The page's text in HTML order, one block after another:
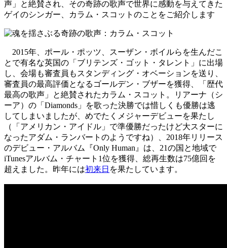
声」と絶賛され、その奇跡の歌声で世界に感動を与えてきた
ゲイのシンガー、カラム・スコットのことをご紹介します
2015年、ポール・ポッツ、スーザン・ボイルらを生んだこ
とで有名な英国の「ブリテンズ・ゴット・タレント」に出場
し、会場も審査員もスタンディング・オベーションを送り、
審査員の最高評価となるゴールデン・ブザーを獲得、「歴代
最高の歌声」と絶賛されたカラム・スコット。リアーナ（シ
ーア）の「Diamonds」を歌った決勝では惜しくも優勝は逃
してしまいましたが、めでたくメジャーデビューを果たし
（「アメリカン・アイドル」で準優勝だったけど大スターに
なったアダム・ランバートのようですね）、2018年リリース
のデビュー・アルバム『Only Human』は、21の国と地域で
iTunesアルバム・チャート1位を獲得、総再生数は75億回を
超えました。昨年には初来日 を果たしています。